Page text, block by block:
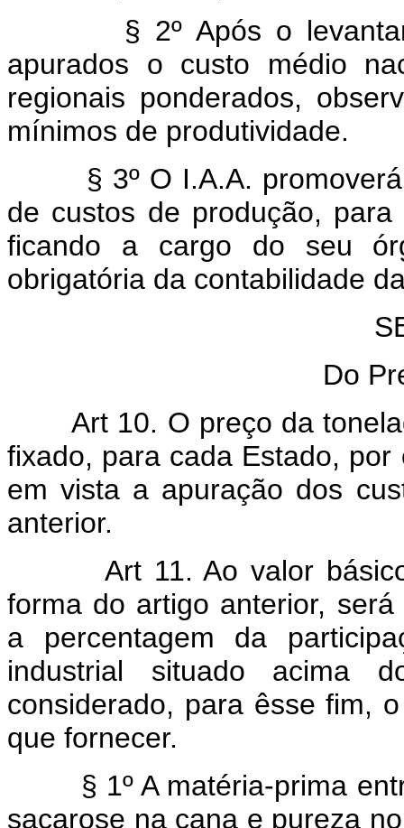
§ 2º Após o
apurados o custo médio
regionais ponderados,
mínimos de produtividade.
§ 3º O I.A.A. promoverá,
de custos de produção,
ficando a cargo do seu
obrigatória da contabilidade
Do
Art 10. O preço da
fixado, para cada Estado,
em vista a apuração dos
anterior.
Art 11. Ao valor
forma do artigo anterior,
a percentagem da
industrial situado acima
considerado, para êsse fim,
que fornecer.
§ 1º A matéria-prima
sacarose na cana e pureza